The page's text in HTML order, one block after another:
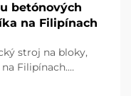
betónových
na Filipínach
stroj na bloky,
Filipínach.